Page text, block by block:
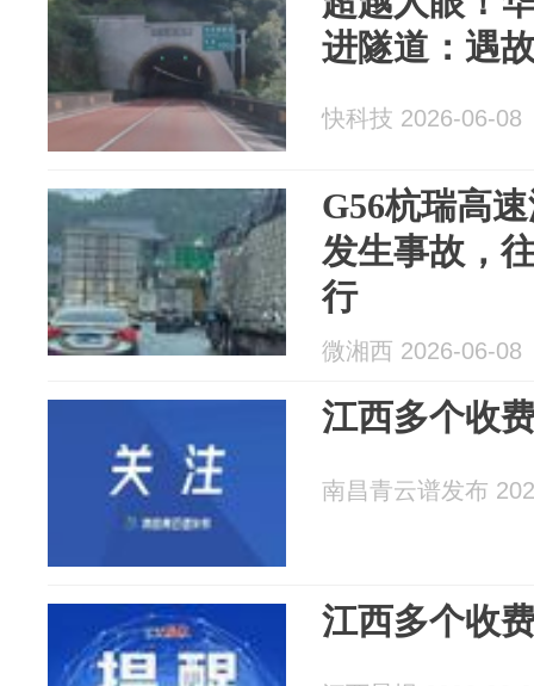
进隧道：遇
快科技 2026-06-08
G56杭瑞高
发生事故，
行
微湘西 2026-06-08
江西多个收
南昌青云谱发布
江西多个收